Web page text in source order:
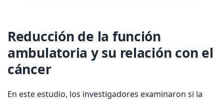
Reducción de la función
ambulatoria y su relación con el
cáncer
En este estudio, los investigadores examinaron si la